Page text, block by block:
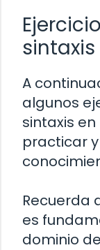
sintaxis
A
algunos
sintaxis en
practicar
Recuerda
es
dominio